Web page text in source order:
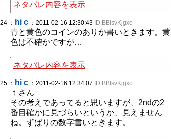
ネタバレ内容を表示
24 ： hi c ：2011-02-16 12:30:43 ID:BBlsvKjgxo
青と黄色のコインのありか書いときます。黄
色は不確かですが…
ネタバレ内容を表示
25 ： hi c ：2011-02-16 12:34:07 ID:BBlsvKjgxo
ｔさん
その考えであってると思いますが、2ndの2
番目確かに見づらいというか、見えません
ね。ずばりの数字書いときます。